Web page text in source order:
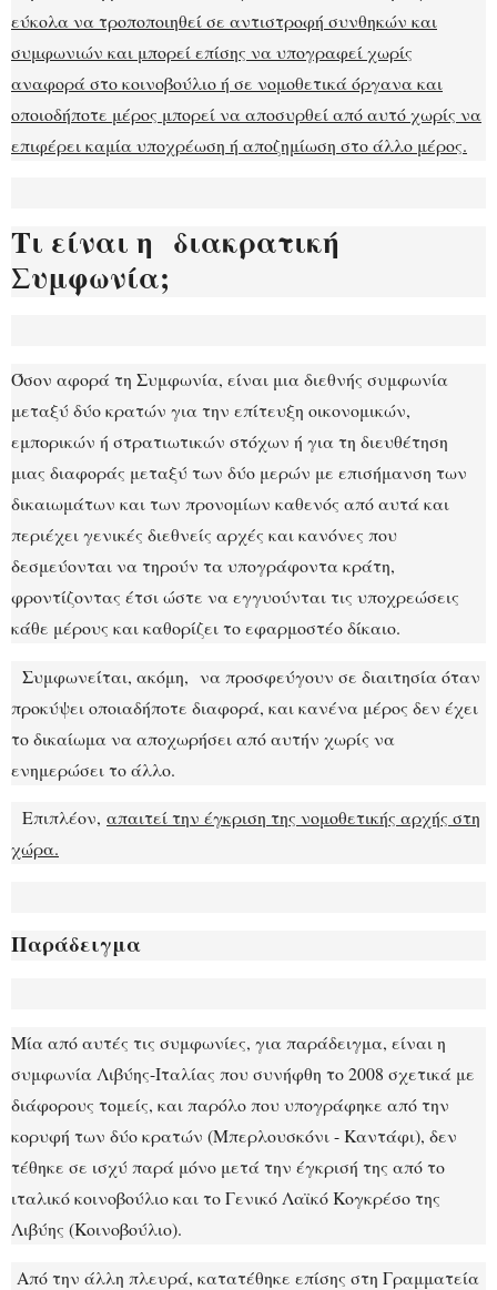
εύκολα να τροποποιηθεί σε αντιστροφή συνθηκών και
συμφωνιών και μπορεί επίσης να υπογραφεί χωρίς
αναφορά στο κοινοβούλιο ή σε νομοθετικά όργανα και
οποιοδήποτε μέρος μπορεί να αποσυρθεί από αυτό χωρίς να
επιφέρει καμία υποχρέωση ή αποζημίωση στο άλλο μέρος.
Τι είναι η διακρατική
Συμφωνία;
Όσον αφορά τη Συμφωνία, είναι μια διεθνής συμφωνία
μεταξύ δύο κρατών για την επίτευξη οικονομικών,
εμπορικών ή στρατιωτικών στόχων ή για τη διευθέτηση
μιας διαφοράς μεταξύ των δύο μερών με επισήμανση των
δικαιωμάτων και των προνομίων καθενός από αυτά και
περιέχει γενικές διεθνείς αρχές και κανόνες που
δεσμεύονται να τηρούν τα υπογράφοντα κράτη,
φροντίζοντας έτσι ώστε να εγγυούνται τις υποχρεώσεις
κάθε μέρους και καθορίζει το εφαρμοστέο δίκαιο.
Συμφωνείται, ακόμη, να προσφεύγουν σε διαιτησία όταν
προκύψει οποιαδήποτε διαφορά, και κανένα μέρος δεν έχει
το δικαίωμα να αποχωρήσει από αυτήν χωρίς να
ενημερώσει το άλλο.
Επιπλέον, απαιτεί την έγκριση της νομοθετικής αρχής στη
χώρα.
Παράδειγμα
Μία από αυτές τις συμφωνίες, για παράδειγμα, είναι η
συμφωνία Λιβύης-Ιταλίας που συνήφθη το 2008 σχετικά με
διάφορους τομείς, και παρόλο που υπογράφηκε από την
κορυφή των δύο κρατών (Μπερλουσκόνι - Καντάφι), δεν
τέθηκε σε ισχύ παρά μόνο μετά την έγκρισή της από το
ιταλικό κοινοβούλιο και το Γενικό Λαϊκό Κογκρέσο της
Λιβύης (Κοινοβούλιο).
Από την άλλη πλευρά, κατατέθηκε επίσης στη Γραμματεία